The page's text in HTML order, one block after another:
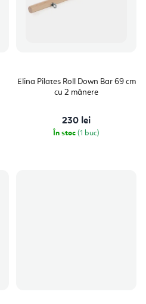
Elina Pilates Roll Down Bar 69 cm
cu 2 mânere
230 lei
În stoc (1 buc)